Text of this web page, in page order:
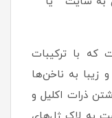
که با ترکیبات
زیبا به ناخن‌ها
ذرات اکلیل و